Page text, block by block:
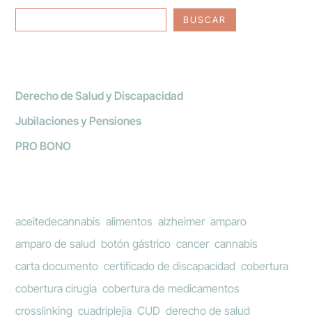
BUSCAR
Derecho de Salud y Discapacidad
Jubilaciones y Pensiones
PRO BONO
aceitedecannabis alimentos alzheimer amparo
amparo de salud botón gástrico cancer cannabis
carta documento certificado de discapacidad cobertura
cobertura cirugia cobertura de medicamentos
crosslinking cuadriplejia CUD derecho de salud